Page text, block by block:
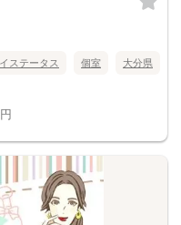
ステータス 個室 大分県